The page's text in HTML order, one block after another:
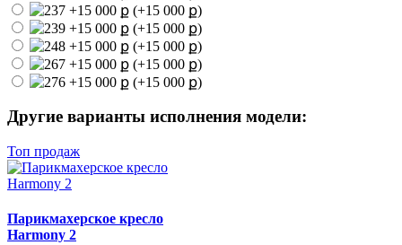
(+15 000 ք)
(+15 000 ք)
(+15 000 ք)
(+15 000 ք)
(+15 000 ք)
Другие варианты исполнения модели:
Топ продаж
Парикмахерское кресло
Harmony 2